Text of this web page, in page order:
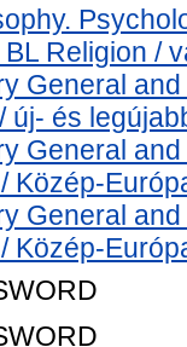
Religion /
General
új- és
General
Közép-
General
Közép-